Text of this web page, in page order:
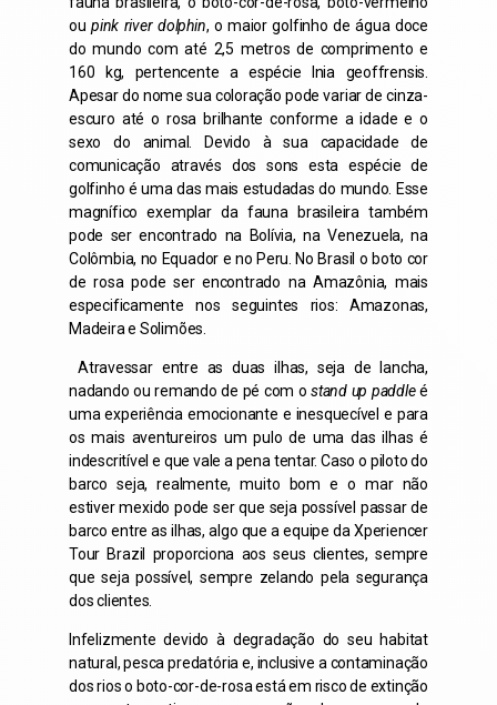
oupink river dolphin, o maior golfinho de água doce
do mundo com até 2,5 metros de comprimento e
160 kg, pertencente a espécie Inia geoffrensis.
Apesar do nome sua coloração pode variar de cinza-
escuro até o rosa brilhante conforme a idade e o
sexo do animal. Devido à sua capacidade de
comunicação através dos sons esta espécie de
golfinho é uma das mais estudadas do mundo. Esse
magnífico exemplar da fauna brasileira também
pode ser encontrado na Bolívia, na Venezuela, na
Colômbia, no Equador e no Peru. No Brasil o boto cor
de rosa pode ser encontrado na Amazônia, mais
especificamente nos seguintes rios: Amazonas,
Madeira e Solimões.
Atravessar entre as duas ilhas, seja de lancha,
nadando ou remando de pé com ostand up paddleé
uma experiência emocionante e inesquecível e para
os mais aventureiros um pulo de uma das ilhas é
indescritível e que vale a pena tentar. Caso o piloto do
barco seja, realmente, muito bom e o mar não
estiver mexido pode ser que seja possível passar de
barco entre as ilhas, algo que a equipe da Xperiencer
Tour Brazil proporciona aos seus clientes, sempre
que seja possível, sempre zelando pela segurança
dos clientes.
Infelizmente devido à degradação do seu habitat
natural, pesca predatória e, inclusive a contaminação
dos rios o boto-cor-de-rosa está em risco de extinção